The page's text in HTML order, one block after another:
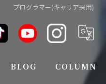
プログラマー(キャリア採用)
BLOG COLUMN